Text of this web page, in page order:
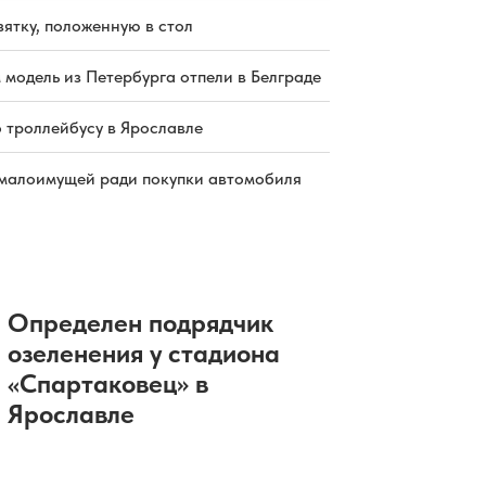
положенную в стол
из Петербурга отпели в Белграде
троллейбусу в Ярославле
ради покупки автомобиля
Определен подрядчик
озеленения у стадиона
«Спартаковец» в
Ярославле